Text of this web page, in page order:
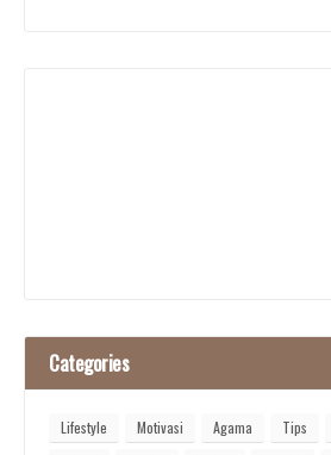
Categories
Lifestyle Motivasi Agama Tips